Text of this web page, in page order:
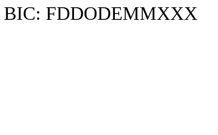
BIC: FDDODEMMXXX